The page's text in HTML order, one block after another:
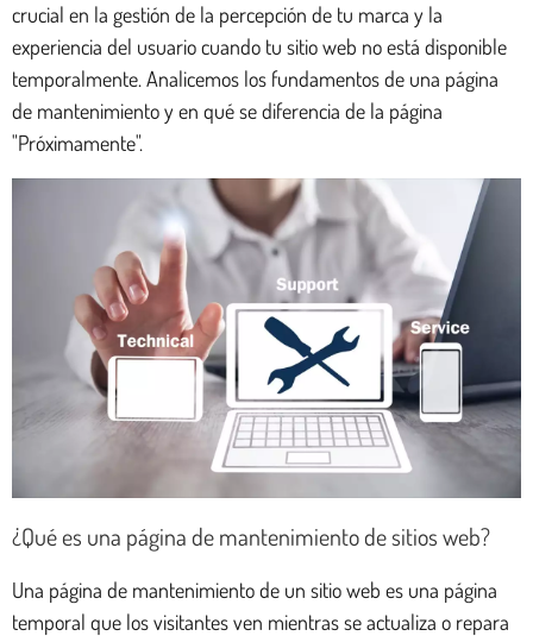
crucial en la gestión de la percepción de tu marca y la
experiencia del usuario cuando tu sitio web no está disponible
temporalmente. Analicemos los fundamentos de una página
de mantenimiento y en qué se diferencia de la página
"Próximamente".
¿Qué es una página de mantenimiento de sitios web?
Una página de mantenimiento de un sitio web es una página
temporal que los visitantes ven mientras se actualiza o repara